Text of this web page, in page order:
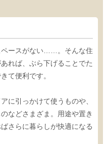
ペースがない……。そんな住
れば、ぶら下げることでた
て便利です。
に引っかけて使うものや、
などさまざま。用途や置き
さらに暮らしが快適になる